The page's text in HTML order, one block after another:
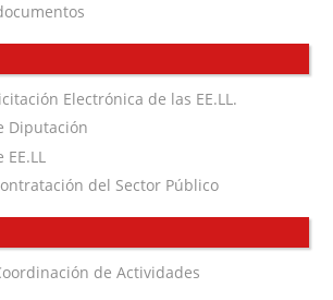
Electrónica de las EE.LL.
Diputación
del Sector Público
de Actividades